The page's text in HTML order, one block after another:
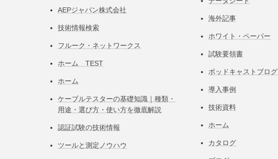
AEPジャパン株式会社
技術情報検索
フルーク・ネットワークス
ホーム TEST
ホーム
ケーブルテスターの基礎知識｜種類・
用途・選び方・使い方を徹底解説
認証試験の技術情報
ツールと測定ノウハウ
海外記事
ホワイト・ペーパー
試験要領書
ポッドキャストブログ
導入事例
技術資料
ホーム
カタログ